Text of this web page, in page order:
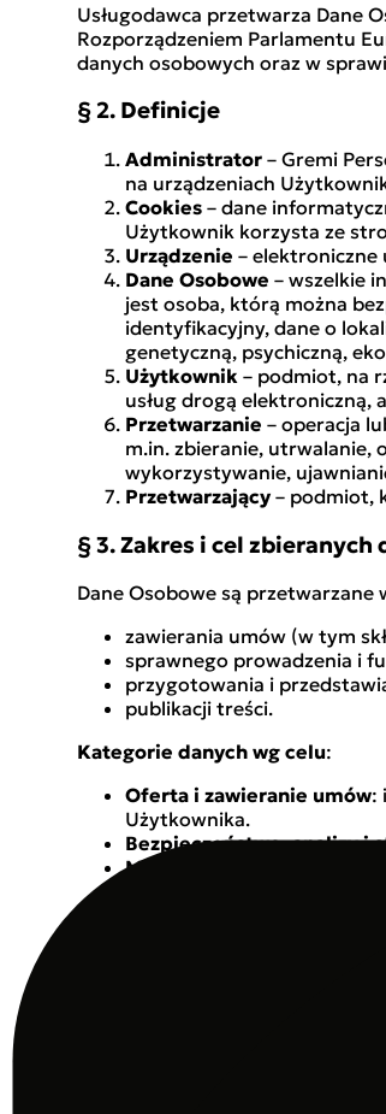
Usługodawca przetwarza Dane
Rozporządzeniem Parlamentu
danych osobowych oraz w
§ 2. Definicje
Administrator – Gremi
na urządzeniach
Cookies – dane
Użytkownik korzysta ze
Urządzenie – elektroniczne
Dane Osobowe – wszelkie
jest osoba, którą można
identyfikacyjny, dane o
genetyczną, psychiczną,
Użytkownik – podmiot, na
usług drogą elektroniczną,
Przetwarzanie – operacja
m.in. zbieranie, utrwalanie,
wykorzystywanie,
Przetwarzający – podmiot,
§ 3. Zakres i cel zbieranych
Dane Osobowe są
zawierania umów (w tym
sprawnego prowadzenia i
przygotowania i
publikacji treści.
Kategorie danych wg celu:
Oferta i zawieranie umów:
Użytkownika.
Bezpieczeństwo, analizy i
Marketing/Newsletter